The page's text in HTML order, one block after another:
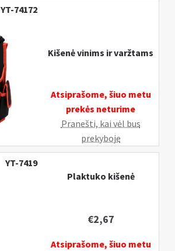
YT-74172
Kišenė vinims ir varžtams
Atsiprašome, šiuo metu
prekės neturime
Pranešti, kai vėl bus
prekyboje
YT-7419
Plaktuko kišenė
€2,67
Atsiprašome, šiuo metu